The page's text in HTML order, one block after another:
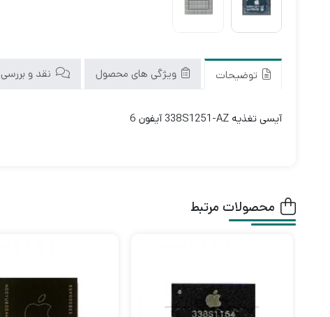
توضیحات ویژگی های محصول نقد و
آیسی تغذیه 338S1251-AZ آیفون 6
محصولات مرتبط